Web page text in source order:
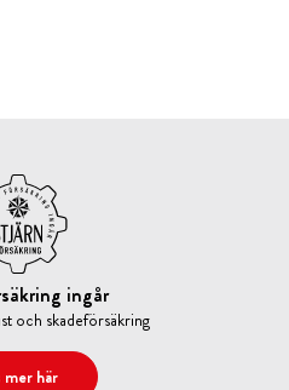
ingår
och skadeförsäkring
mer här